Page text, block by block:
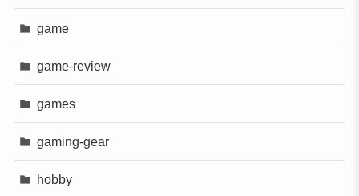
game
game-review
games
gaming-gear
hobby